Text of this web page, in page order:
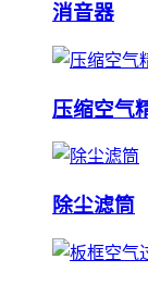
消音器
压缩空气
除尘滤筒